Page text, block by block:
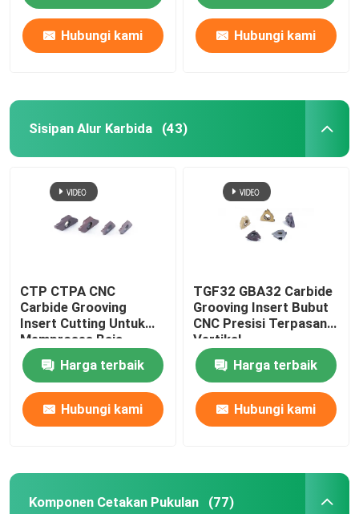
Hubungi kami Hubungi kami
Sisipan Alur Karbida (43)
CTP CTPA CNC
Carbide Grooving
Insert Cutting Untuk
Memproses Baja
Bagian Kecil
Harga terbaik
Hubungi kami
TGF32 GBA32 Carbide
Grooving Insert Bubut
CNC Presisi Terpasang
Vertikal
Harga terbaik
Hubungi kami
Komponen Cetakan Pukulan (77)